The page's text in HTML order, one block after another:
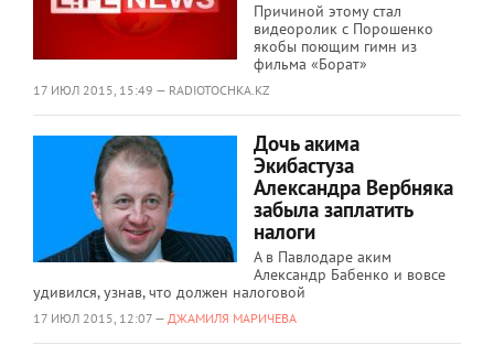
Причиной этому стал
видеоролик с Порошенко
якобы поющим гимн из
фильма «Борат»
17 ИЮЛ 2015, 15:49 — RADIOTOCHKA.KZ
Дочь акима
Экибастуза
Александра Вербняка
забыла заплатить
налоги
А в Павлодаре аким
Александр Бабенко и вовсе
удивился, узнав, что должен налоговой
17 ИЮЛ 2015, 12:07 — ДЖАМИЛЯ МАРИЧЕВА